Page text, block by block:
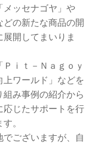
メッセナゴヤ」や
どの新たな商品の開
開してまいりま
ｉｔ－Ｎａｇｏｙ
ワールド」などを
み事例の紹介から
応じたサポートを行
。
ございますが、自